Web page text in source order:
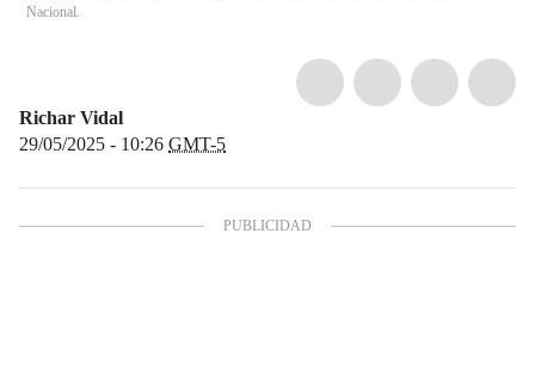
Nacional.
Richar Vidal
29/05/2025 - 10:26 GMT-5